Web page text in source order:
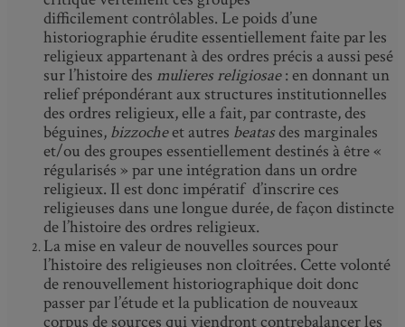
difficilement contrôlables. Le poids d’une
historiographie érudite essentiellement faite par les
religieux appartenant à des ordres précis a aussi pesé
sur l’histoire des mulieres religiosae: en donnant un
relief prépondérant aux structures institutionnelles
des ordres religieux, elle a fait, par contraste, des
béguines, bizzocheet autres beatasdes marginales
et/ou des groupes essentiellement destinés à être «
régularisés » par une intégration dans un ordre
religieux. Il est donc impératif d’inscrire ces
religieuses dans une longue durée, de façon distincte
de l’histoire des ordres religieux.
La mise en valeur de nouvelles sources pour
l’histoire des religieuses non cloîtrées. Cette volonté
de renouvellement historiographique doit donc
passer par l’étude et la publication de nouveaux
corpus de sources qui viendront contrebalancer les